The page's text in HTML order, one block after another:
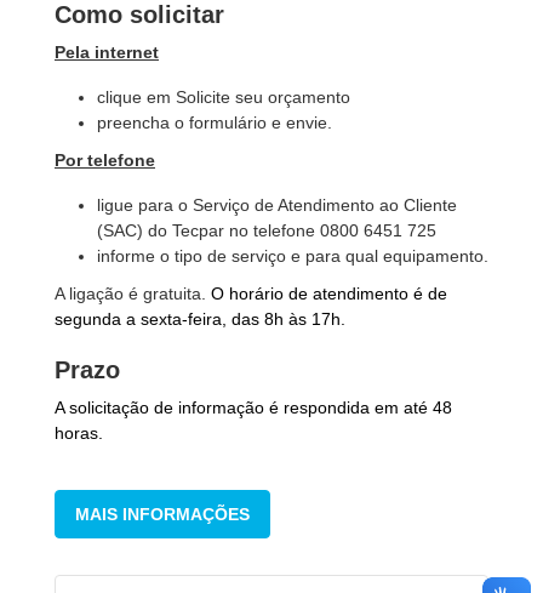
Como solicitar
Pela internet
clique em Solicite seu orçamento
preencha o formulário e envie.
Por telefone
ligue para o Serviço de Atendimento ao Cliente
(SAC) do Tecpar no telefone 0800 6451 725
informe o tipo de serviço e para qual equipamento.
A ligação é gratuita. O horário de atendimento é de
segunda a sexta-feira, das 8h às 17h.
Prazo
A solicitação de informação é respondida em até 48
horas.
MAIS INFORMAÇÕES